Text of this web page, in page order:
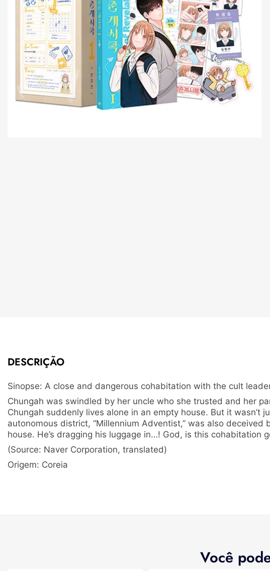
DESCRIÇÃO
Sinopse: A close and dangerous cohabitation with the cult
Chungah was swindled by her uncle who she trusted and her
Chungah suddenly lives alone in an empty house. But it wasn’t
autonomous district, “Millennium Adventist,” was also
house. He’s dragging his luggage in…! God, is this cohabitation
(Source: Naver Corporation, translated)
Origem: Coreia
Você